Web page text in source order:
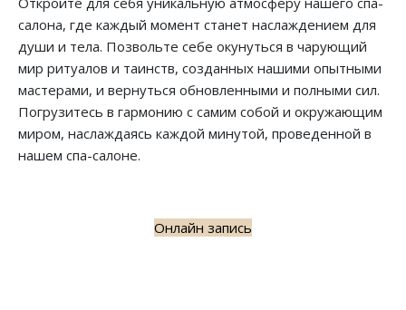
салона, где каждый момент станет наслаждением для
души и тела. Позвольте себе окунуться в чарующий
мир ритуалов и таинств, созданных нашими опытными
мастерами, и вернуться обновленными и полными сил.
Погрузитесь в гармонию с самим собой и окружающим
миром, наслаждаясь каждой минутой, проведенной в
нашем спа-салоне.
Онлайн запись